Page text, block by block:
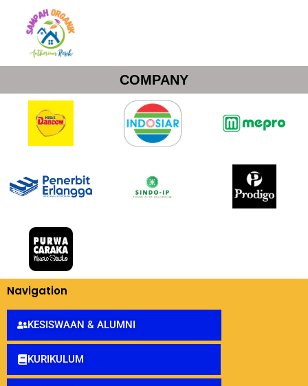
COMPANY
Navigation
KESISWAAN & ALUMNI
KURIKULUM